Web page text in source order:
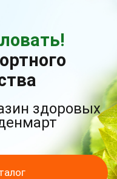
здоровых